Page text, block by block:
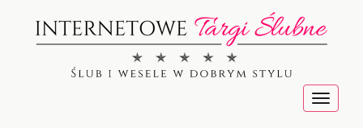
Menu